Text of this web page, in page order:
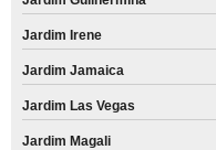
Jardim Irene
Jardim Jamaica
Jardim Las Vegas
Jardim Magali